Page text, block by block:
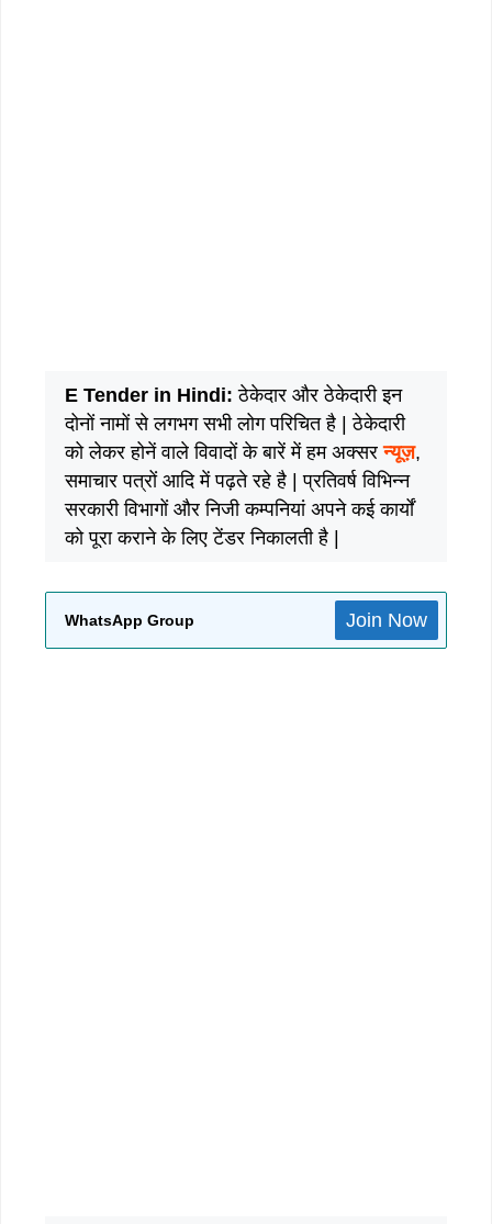
E Tender in Hindi: ठेकेदार और ठेकेदारी इन
दोनों नामों से लगभग सभी लोग परिचित है | ठेकेदारी
को लेकर होनें वाले विवादों के बारें में हम अक्सरन्यूज़,
समाचार पत्रों आदि में पढ़ते रहे है | प्रतिवर्ष विभिन्न
सरकारी विभागों और निजी कम्पनियां अपने कई कार्यों
को पूरा कराने के लिए टेंडर निकालती है |
WhatsApp Group Join Now